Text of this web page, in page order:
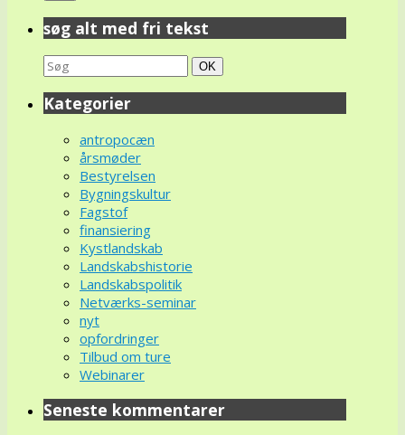
søg alt med fri tekst
Search
for:
Søg
OK
Kategorier
antropocæn
årsmøder
Bestyrelsen
Bygningskultur
Fagstof
finansiering
Kystlandskab
Landskabshistorie
Landskabspolitik
Netværks-seminar
nyt
opfordringer
Tilbud om ture
Webinarer
Seneste kommentarer